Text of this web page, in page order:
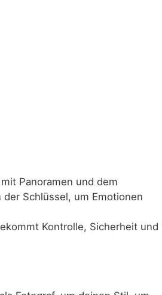
Panoramen und dem
Schlüssel, um Emotionen
Kontrolle, Sicherheit und